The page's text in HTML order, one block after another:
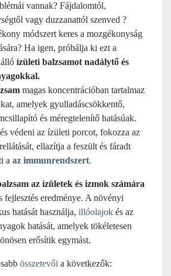
vannak? Fájdalomtól,
vagy duzzanattól szenved ?
módszert keres a mozgékonyság
Ha igen, próbálja ki ezt a
ízületi balzsamot nadálytő és
magas koncentrációban tartalmaz
amelyek gyulladáscsökkentő,
és méregtelenítő hatásúak.
védeni az ízületi porcot, fokozza az
ellazítja a feszült és fáradt
a az immunrendszert.
az ízületek és izmok számára
fejlesztés eredménye. A növényi
hatását használja, illóolajok és az
hatását, amelyek tökéletesen
erősítik egymást.
összetevői a következők: